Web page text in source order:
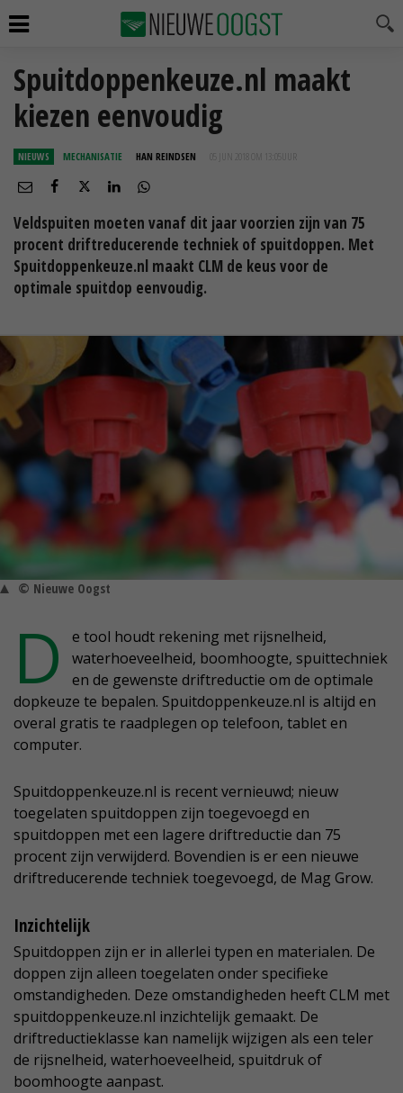
Spuitdoppenkeuze.nl maakt
kiezen eenvoudig
NIEUWS MECHANISATIE HAN REINDSEN 05 JUN 2018 OM 13:05
Veldspuiten moeten vanaf dit jaar voorzien zijn van 75
procent driftreducerende techniek of spuitdoppen. Met
Spuitdoppenkeuze.nl maakt CLM de keus voor de
optimale spuitdop eenvoudig.
© Nieuwe Oogst
D
e tool houdt rekening met rijsnelheid,
waterhoeveelheid, boomhoogte, spuittechniek
en de gewenste driftreductie om de optimale
dopkeuze te bepalen. Spuitdoppenkeuze.nl is altijd en
overal gratis te raadplegen op telefoon, tablet en
computer.
Spuitdoppenkeuze.nl is recent vernieuwd; nieuw
toegelaten spuitdoppen zijn toegevoegd en
spuitdoppen met een lagere driftreductie dan 75
procent zijn verwijderd. Bovendien is er een nieuwe
driftreducerende techniek toegevoegd, de Mag Grow.
Inzichtelijk
Spuitdoppen zijn er in allerlei typen en materialen. De
doppen zijn alleen toegelaten onder specifieke
omstandigheden. Deze omstandigheden heeft CLM met
spuitdoppenkeuze.nl inzichtelijk gemaakt. De
driftreductieklasse kan namelijk wijzigen als een teler
de rijsnelheid, waterhoeveelheid, spuitdruk of
boomhoogte aanpast.